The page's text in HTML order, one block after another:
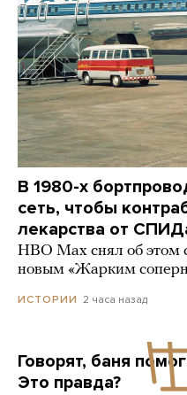
В 1980-х
сеть, чтобы
лекарства от
HBO Max снял об этом
новым «Жарким
ИСТОРИИ 2 часа назад
Говорят, баня
Это правда?